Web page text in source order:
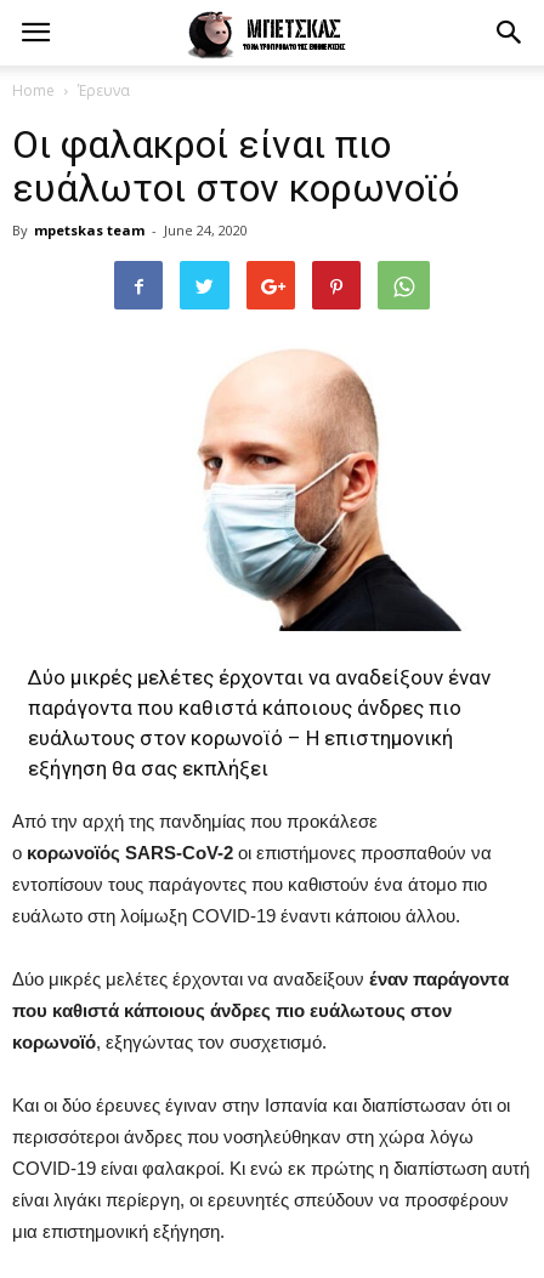
Home Έρευνα
Οι φαλακροί είναι πιο
ευάλωτοι στον κορωνοϊό
By mpetskas team - June 24, 2020
Δύο μικρές μελέτες έρχονται να αναδείξουν έναν
παράγοντα που καθιστά κάποιους άνδρες πιο
ευάλωτους στον κορωνοϊό – Η επιστημονική
εξήγηση θα σας εκπλήξει
Από την αρχή της πανδημίας που προκάλεσε
ο κορωνοϊός SARS-CoV-2 οι επιστήμονες προσπαθούν να
εντοπίσουν τους παράγοντες που καθιστούν ένα άτομο πιο
ευάλωτο στη λοίμωξη COVID-19 έναντι κάποιου άλλου.
Δύο μικρές μελέτες έρχονται να αναδείξουν έναν παράγοντα
που καθιστά κάποιους άνδρες πιο ευάλωτους στον
κορωνοϊό, εξηγώντας τον συσχετισμό.
Και οι δύο έρευνες έγιναν στην Ισπανία και διαπίστωσαν ότι οι
περισσότεροι άνδρες που νοσηλεύθηκαν στη χώρα λόγω
COVID-19 είναι φαλακροί. Κι ενώ εκ πρώτης η διαπίστωση αυτή
είναι λιγάκι περίεργη, οι ερευνητές σπεύδουν να προσφέρουν
μια επιστημονική εξήγηση.